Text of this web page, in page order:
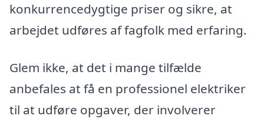
konkurrencedygtige priser og sikre, at
arbejdet udføres af fagfolk med erfaring.
Glem ikke, at det i mange tilfælde
anbefales at få en professionel elektriker
til at udføre opgaver, der involverer